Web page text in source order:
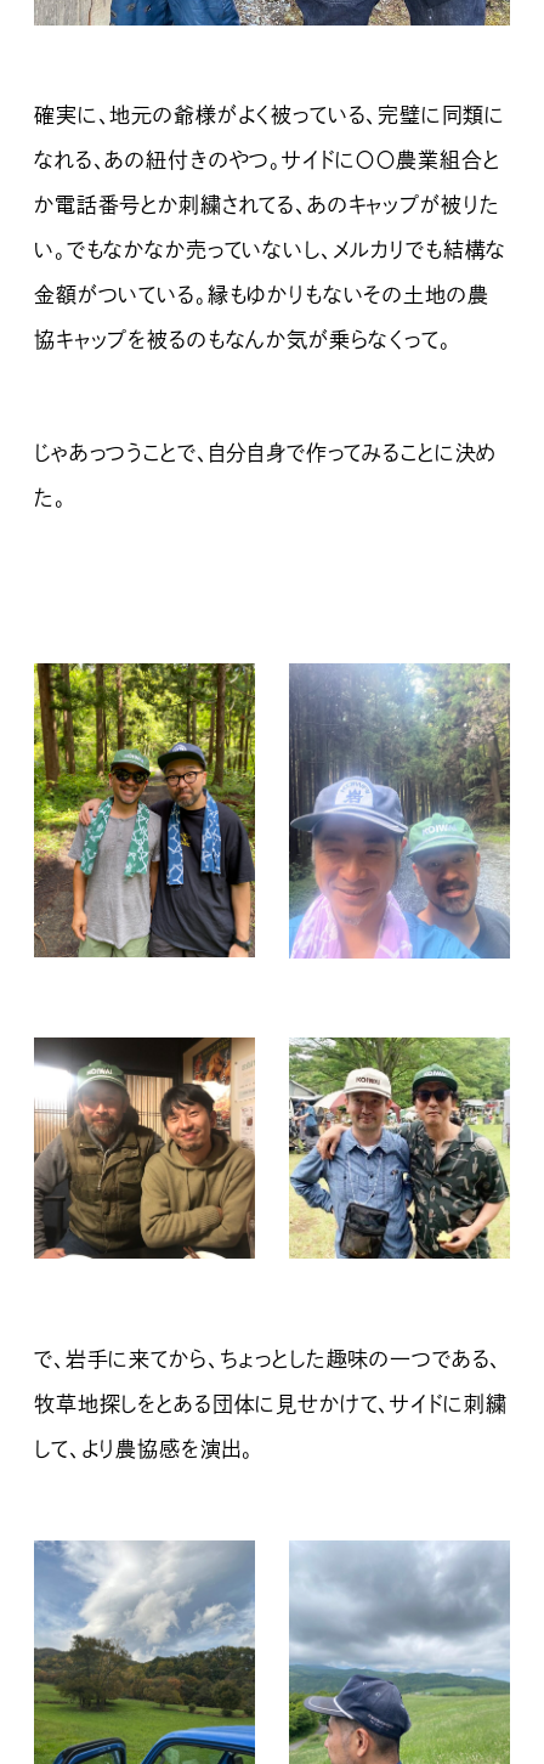
確実に、地元の爺様がよく被っている、完璧に同類に
なれる、あの紐付きのやつ。サイドに〇〇農業組合と
か電話番号とか刺繍されてる、あのキャップが被りた
い。でもなかなか売っていないし、メルカリでも結構な
金額がついている。縁もゆかりもないその土地の農
協キャップを被るのもなんか気が乗らなくって。
じゃあっつうことで、自分自身で作ってみることに決め
た。
で、岩手に来てから、ちょっとした趣味の一つである、
牧草地探しをとある団体に見せかけて、サイドに刺繍
して、より農協感を演出。